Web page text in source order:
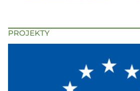
PROJEKTY